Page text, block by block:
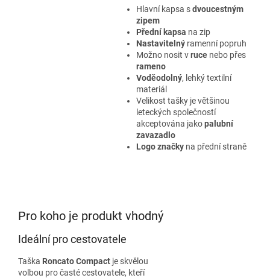
Hlavní kapsa sdvoucestným
zipem
Přední kapsa na zip
Nastavitelnýramenní popruh
Možno nosit vrucenebo přes
rameno
Voděodolný, lehký textilní
materiál
Velikost tašky je většinou
leteckých společností
akceptována jakopalubní
zavazadlo
Logo značkyna přední straně
Pro koho je produkt vhodný
Ideální pro cestovatele
Taška Roncato Compact je skvělou
volbou pro časté cestovatele, kteří